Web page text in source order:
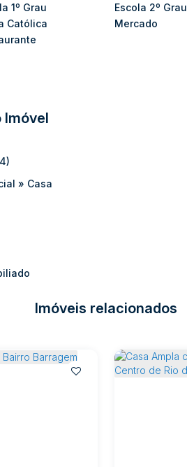
1º Grau
Escola 2º Grau
Católica
Mercado
» Casa
Imóveis relacionados